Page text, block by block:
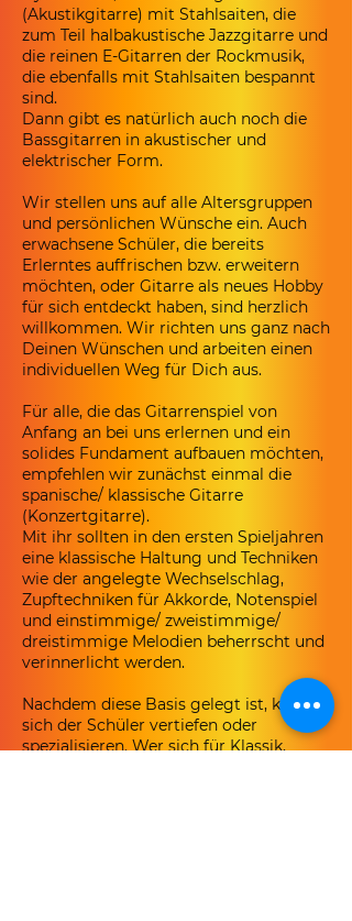
(Akustikgitarre) mit Stahlsaiten, die
zum Teil halbakustische Jazzgitarre und
die reinen E-Gitarren der Rockmusik,
die ebenfalls mit Stahlsaiten bespannt
sind.
Dann gibt es natürlich auch noch die
Bassgitarren in akustischer und
elektrischer Form.
Wir stellen uns auf alle Altersgruppen
und persönlichen Wünsche ein. Auch
erwachsene Schüler, die bereits
Erlerntes auffrischen bzw. erweitern
möchten, oder Gitarre als neues Hobby
für sich entdeckt haben, sind herzlich
willkommen. Wir richten uns ganz nach
Deinen Wünschen und arbeiten einen
individuellen Weg für Dich aus.
Für alle, die das Gitarrenspiel von
Anfang an bei uns erlernen und ein
solides Fundament aufbauen möchten,
empfehlen wir zunächst einmal die
spanische/ klassische Gitarre
(Konzertgitarre).
Mit ihr sollten in den ersten Spieljahren
eine klassische Haltung und Techniken
wie der angelegte Wechselschlag,
Zupftechniken für Akkorde, Notenspiel
und einstimmige/ zweistimmige/
dreistimmige Melodien beherrscht und
verinnerlicht werden.
Nachdem diese Basis gelegt ist, kann
sich der Schüler vertiefen oder
spezialisieren. Wer sich für Klassik,